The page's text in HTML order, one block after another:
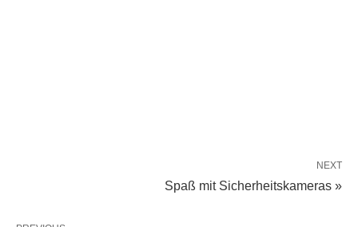
NEXT
Spaß mit Sicherheitskameras »